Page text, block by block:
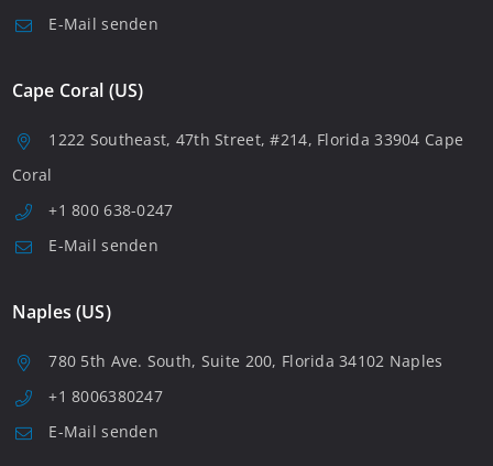
E-Mail senden
Cape Coral (US)
1222 Southeast, 47th Street, #214, Florida 33904 Cape
Coral
+1 800 638-0247
E-Mail senden
Naples (US)
780 5th Ave. South, Suite 200, Florida 34102 Naples
+1 8006380247
E-Mail senden